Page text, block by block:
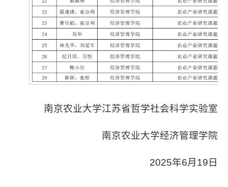
南京农业大学江苏省哲学社会科学实验室
南京农业大学经济管理学院
2025年6月19日